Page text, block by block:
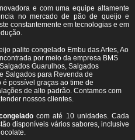
e com uma equipe altamente
no mercado de pão de queijo e
constantemente em tecnologias e em
palito congelado Embu das Artes, Ao
por meio da empresa BMS
Guarulhos, Salgados
Salgados para Revenda de
possível graças ao time de
de alto padrão. Contamos com
nossos clientes.
com até 10 unidades. Cada
disponíveis vários sabores, inclusive